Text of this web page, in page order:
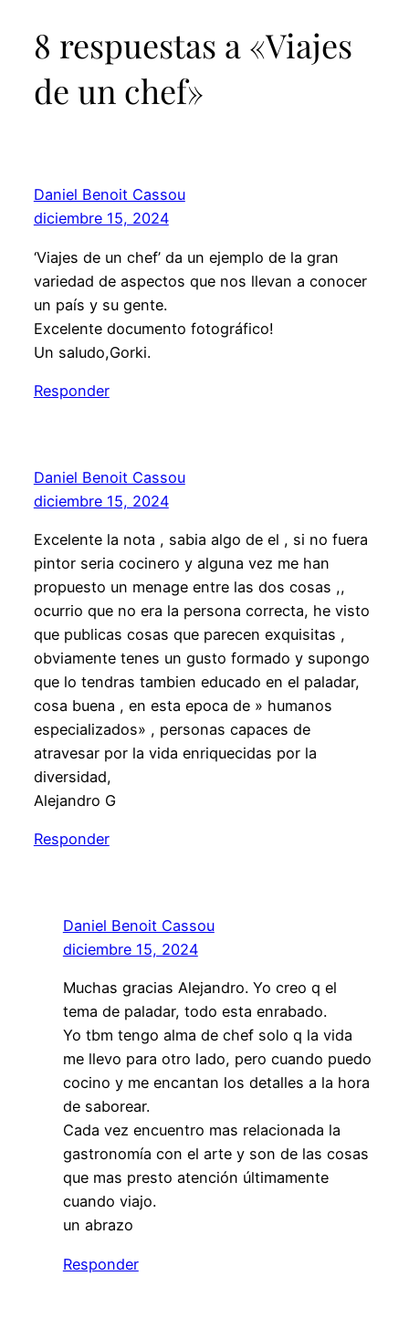
8 respuestas a «Viajes
de un chef»
Daniel Benoit Cassou
diciembre 15, 2024
‘Viajes de un chef’ da un ejemplo de la gran
variedad de aspectos que nos llevan a conocer
un país y su gente.
Excelente documento fotográfico!
Un saludo,Gorki.
Responder
Daniel Benoit Cassou
diciembre 15, 2024
Excelente la nota , sabia algo de el , si no fuera
pintor seria cocinero y alguna vez me han
propuesto un menage entre las dos cosas ,,
ocurrio que no era la persona correcta, he visto
que publicas cosas que parecen exquisitas ,
obviamente tenes un gusto formado y supongo
que lo tendras tambien educado en el paladar,
cosa buena , en esta epoca de » humanos
especializados» , personas capaces de
atravesar por la vida enriquecidas por la
diversidad,
Alejandro G
Responder
Daniel Benoit Cassou
diciembre 15, 2024
Muchas gracias Alejandro. Yo creo q el
tema de paladar, todo esta enrabado.
Yo tbm tengo alma de chef solo q la vida
me llevo para otro lado, pero cuando puedo
cocino y me encantan los detalles a la hora
de saborear.
Cada vez encuentro mas relacionada la
gastronomía con el arte y son de las cosas
que mas presto atención últimamente
cuando viajo.
un abrazo
Responder